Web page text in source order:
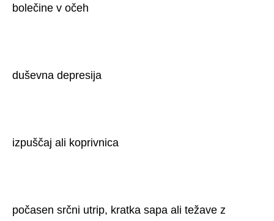
bolečine v očeh
duševna depresija
izpuščaj ali koprivnica
počasen srčni utrip, kratka sapa ali težave z